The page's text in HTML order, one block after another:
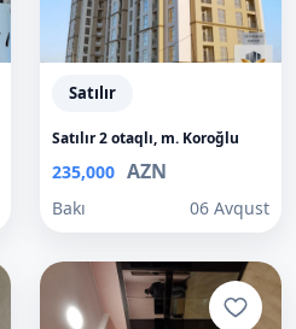
Satılır
Satılır 2 otaqlı, m. Koroğlu
235,000 AZN
Bakı 06 Avqust